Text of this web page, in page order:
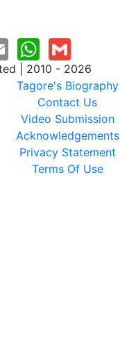
| 2010 - 2026
Tagore's Biography
Contact Us
Video Submission
Acknowledgements
Privacy Statement
Terms Of Use